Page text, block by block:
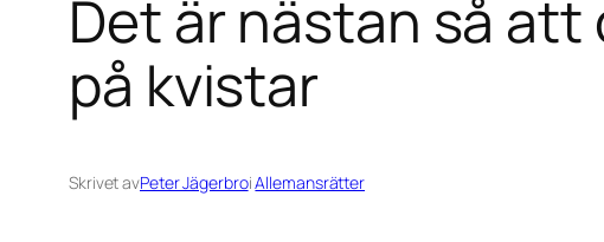
Det är nästan så
på kvistar
Skrivet avPeter JägerbroiAllemansrätter